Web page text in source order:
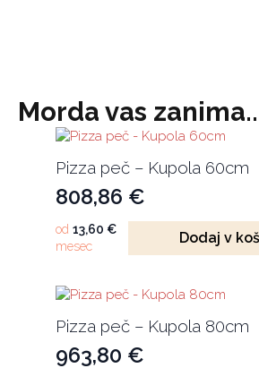
Morda vas zanima..
Pizza peč – Kupola 60cm
808,86 €
od 13,60 €
mesec
Dodaj v
Pizza peč – Kupola 80cm
963,80 €